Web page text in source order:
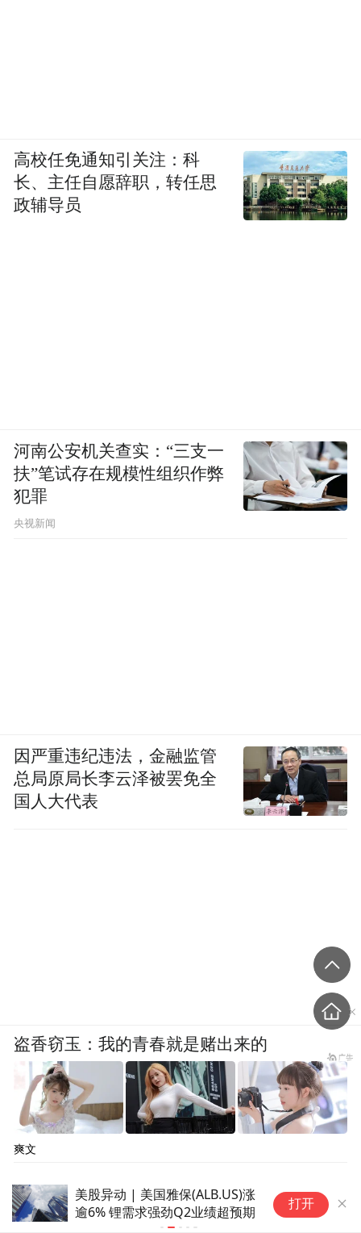
港股异动 | 宁德时代(03750)转
跌逾3% 机构指公司二季度毛利
逊于预期触发市场新一轮忧虑
打开
高校任免通知引关注：科
长、主任自愿辞职，转任思
政辅导员
河南公安机关查实：“三支一
扶”笔试存在规模性组织作弊
犯罪
央视新闻
因严重违纪违法，金融监管
总局原局长李云泽被罢免全
国人大代表
盗香窃玉：我的青春就是赌出来的
爽文